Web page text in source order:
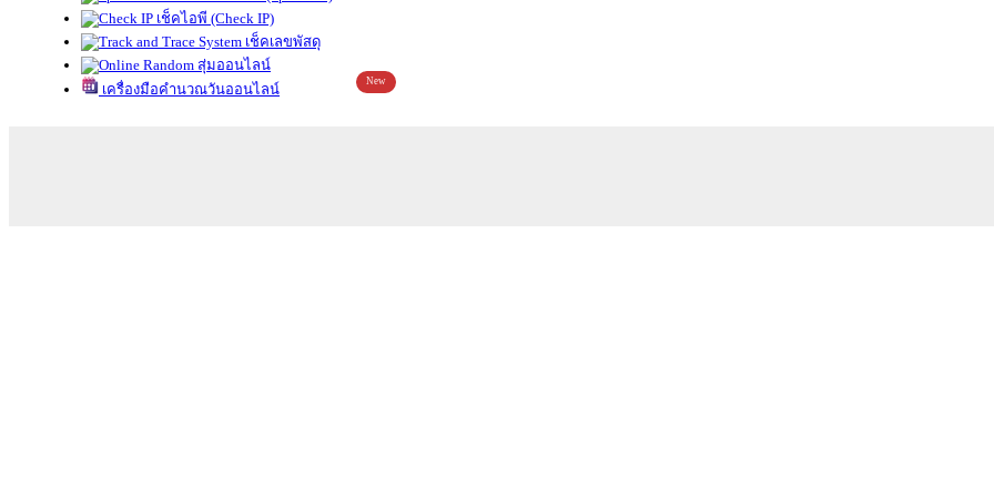
เช็คไอพี (Check IP)
เช็คเลขพัสดุ
สุ่มออนไลน์
เครื่องมือคำนวณวันออนไลน์
New